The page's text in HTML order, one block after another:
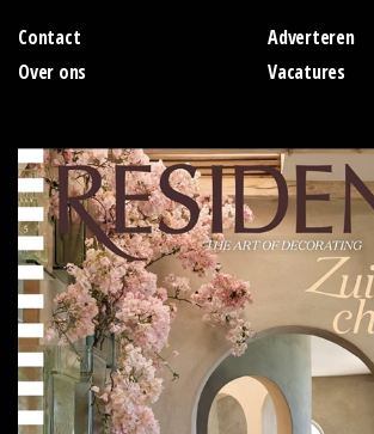
Contact
Adverteren
Over ons
Vacatures